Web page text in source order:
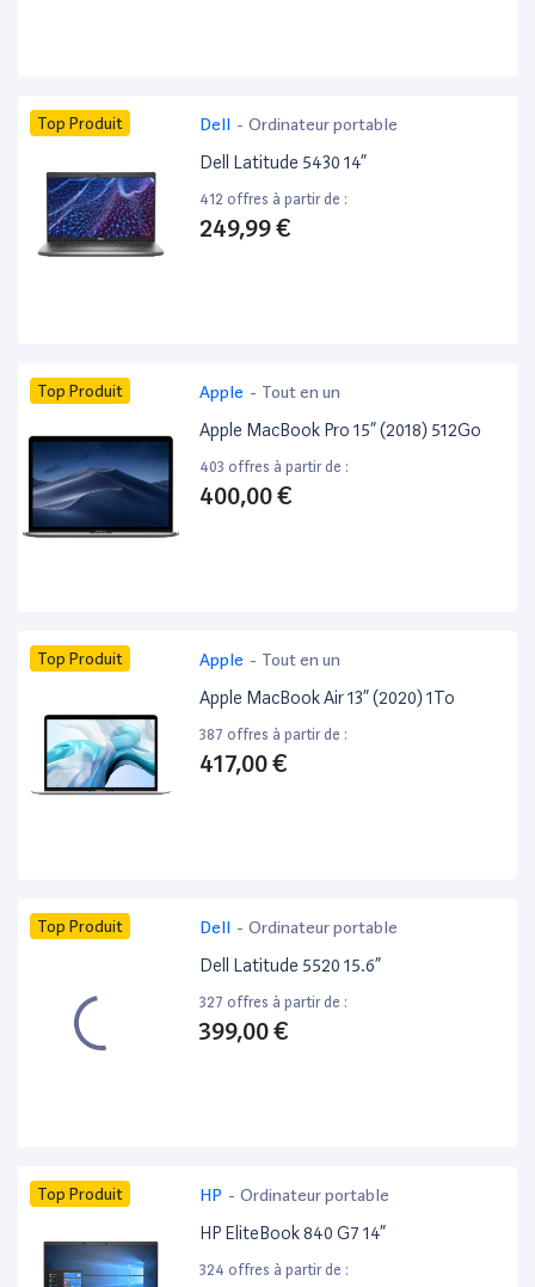
Top Produit Dell - Ordinateur portable
Dell Latitude 5430 14”
412 offres à partir de :
249,99 €
Top Produit Apple - Tout en un
Apple MacBook Pro 15” (2018) 512Go
403 offres à partir de :
400,00 €
Top Produit Apple - Tout en un
Apple MacBook Air 13” (2020) 1To
387 offres à partir de :
417,00 €
Top Produit Dell - Ordinateur portable
Dell Latitude 5520 15.6”
327 offres à partir de :
399,00 €
Top Produit HP - Ordinateur portable
HP EliteBook 840 G7 14”
324 offres à partir de :